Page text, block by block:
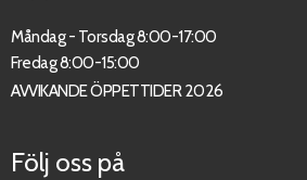
Måndag - Torsdag 8:00-17:00
Fredag 8:00-15:00
AVVIKANDE ÖPPETTIDER 2026
Följ oss på